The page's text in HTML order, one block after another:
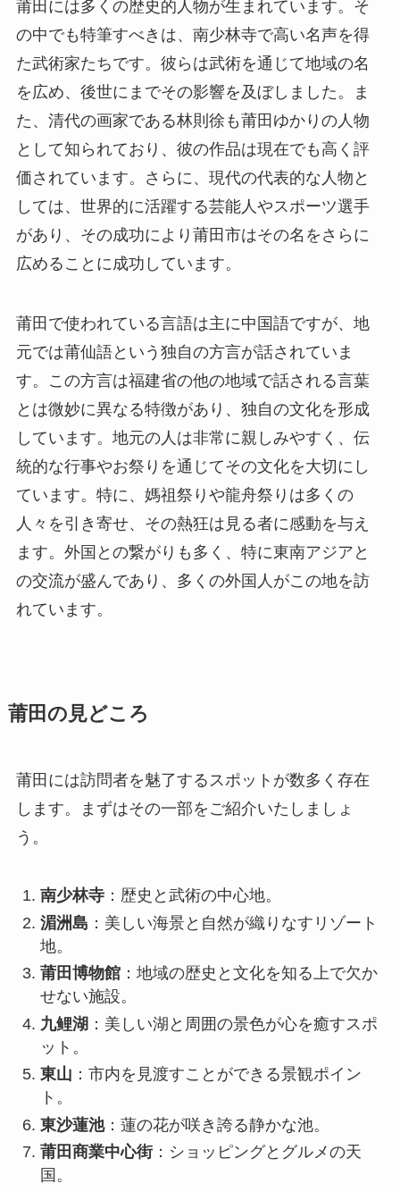
莆田には多くの歴史的人物が生まれています。そ
の中でも特筆すべきは、南少林寺で高い名声を得
た武術家たちです。彼らは武術を通じて地域の名
を広め、後世にまでその影響を及ぼしました。ま
た、清代の画家である林則徐も莆田ゆかりの人物
として知られており、彼の作品は現在でも高く評
価されています。さらに、現代の代表的な人物と
しては、世界的に活躍する芸能人やスポーツ選手
があり、その成功により莆田市はその名をさらに
広めることに成功しています。
莆田で使われている言語は主に中国語ですが、地
元では莆仙語という独自の方言が話されていま
す。この方言は福建省の他の地域で話される言葉
とは微妙に異なる特徴があり、独自の文化を形成
しています。地元の人は非常に親しみやすく、伝
統的な行事やお祭りを通じてその文化を大切にし
ています。特に、媽祖祭りや龍舟祭りは多くの
人々を引き寄せ、その熱狂は見る者に感動を与え
ます。外国との繋がりも多く、特に東南アジアと
の交流が盛んであり、多くの外国人がこの地を訪
れています。
莆田の見どころ
莆田には訪問者を魅了するスポットが数多く存在
します。まずはその一部をご紹介いたしましょ
う。
南少林寺：歴史と武術の中心地。
湄洲島 ：美しい海景と自然が織りなすリゾート
地。
莆田博物館：地域の歴史と文化を知る上で欠か
せない施設。
九鲤湖 ：美しい湖と周囲の景色が心を癒すスポ
ット。
東山 ：市内を見渡すことができる景観ポイン
ト。
東沙蓮池：蓮の花が咲き誇る静かな池。
莆田商業中心街：ショッピングとグルメの天
国。